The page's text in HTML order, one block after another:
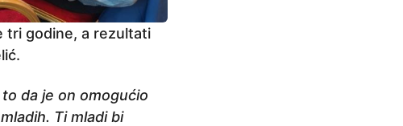
tri godine, a rezultati
da je on omogućio
Ti mladi bi